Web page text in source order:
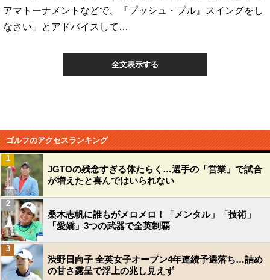
アマトーナメントなどで、『プッシュ・プル』スイングをし
なさい」とアドバイスして…
全文表示する
ゴルフのアクセスランキング
JGTOの残念すぎる体たらく…選手の「営業」で試合
が増えたと喜んではいられない
1
桑木志帆に誰もがメロメロ！「メンタル」「技術」
「愛嬌」3つの武器で全英制覇
2
渋野日向子 全英女子オープン4年連続予選落ち…詰め
の甘さ露呈で浮上の兆し見えず
3